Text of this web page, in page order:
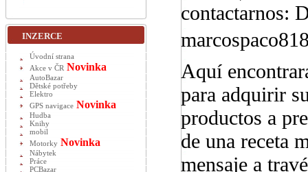
contactarnos:
Aquí
para adquirir
productos a
de una receta
mensaje a
INZERCE
Úvodní strana
Akce v ČR Novinka
AutoBazar
Dětské potřeby
Elektro
GPS navigace Novinka
Hudba
Knihy
mobil
Motorky Novinka
Nábytek
Práce
PCBazar